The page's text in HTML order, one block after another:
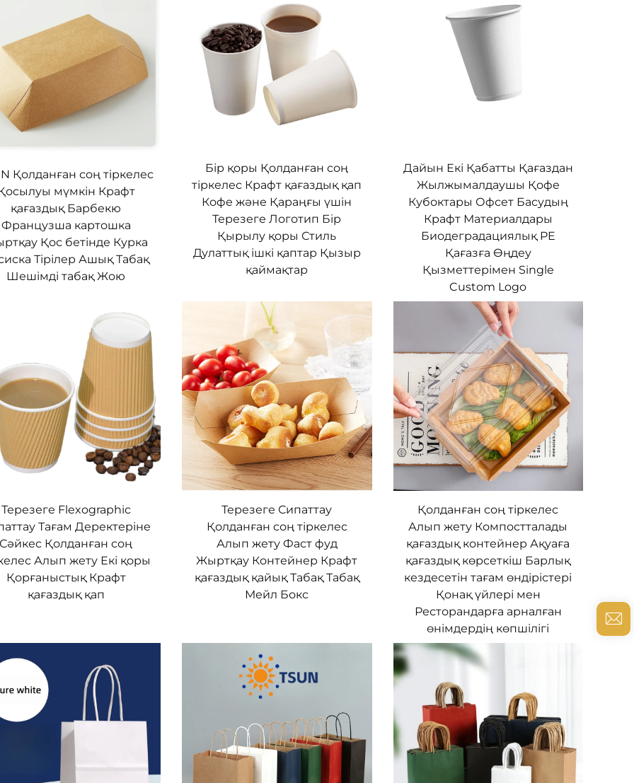
Қолданған соң тіркелес
мүмкін Крафт
қағаздық Барбекю
Французша картошка
Қос бетінде Курка
Тірілер Ашық Табақ
Шешімді табақ Жою
Бір қоры Қолданған соң
тіркелес Крафт қағаздық қап
Кофе және Қараңғы үшін
Терезеге Логотип Бір
Қырылу қоры Стиль
Дулаттық ішкі қаптар Қызыр
қаймақтар
Дайын Екі Қабатты Қағаздан
Жылжымалдаушы Қофе
Кубоктары Офсет Басудың
Крафт Материалдары
Биодеградациялық PE
Қағазға Өңдеу
Қызметтерімен Single
Custom Logo
Терезеге Flexographic
Тағам Деректеріне
Сәйкес Қолданған соң
Алып жету Екі қоры
Қорғаныстық Крафт
қағаздық қап
Терезеге Сипаттау
Қолданған соң тіркелес
Алып жету Фаст фуд
Жыртқау Контейнер Крафт
қағаздық қайық Табақ Табақ
Мейл Бокс
Қолданған соң тіркелес
Алып жету Компостталады
қағаздық контейнер Ақуаға
қағаздық көрсеткіш Барлық
кездесетін тағам өндірістері
Қонақ үйлері мен
Ресторандарға арналған
өнімдердің көпшілігі